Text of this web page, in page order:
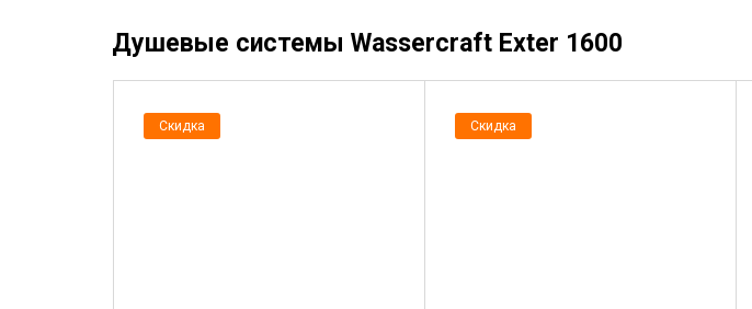
Душевые системы Wassercraft Exter 1600
Скидка Скидка